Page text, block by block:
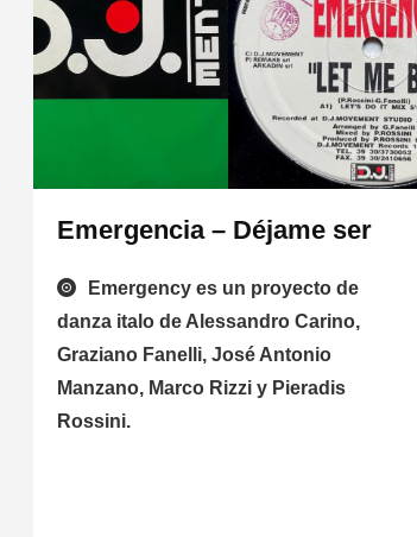
Emergencia – Déjame ser
Emergency es un proyecto de
danza italo de Alessandro Carino,
Graziano Fanelli, José Antonio
Manzano, Marco Rizzi y Pieradis
Rossini.